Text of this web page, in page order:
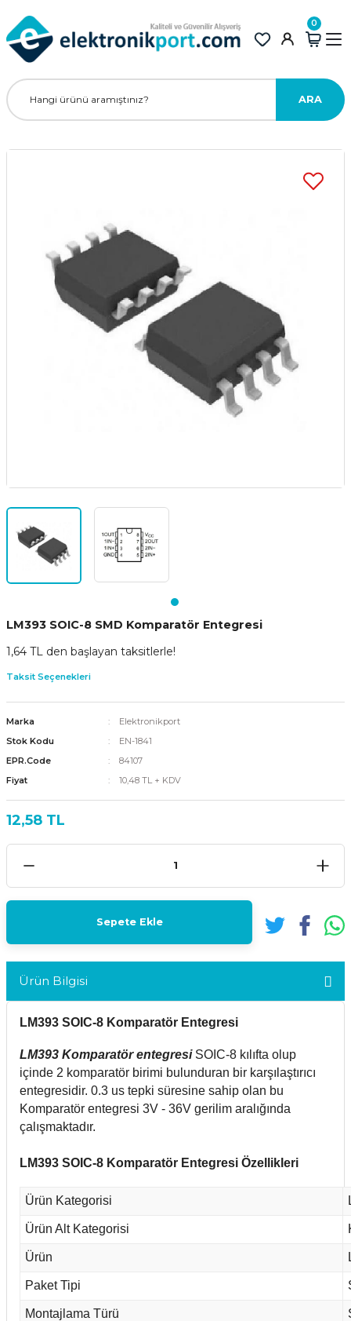
ARA
0
LM393 SOIC-8 SMD Komparatör Entegresi
1,64 TL den başlayan taksitlerle!
Taksit Seçenekleri
Marka
Elektronikport
Stok Kodu
EN-1841
EPR.Code
84107
Fiyat
10,48 TL + KDV
12,58 TL
Sepete Ekle
Ürün Bilgisi
LM393 SOIC-8 Komparatör Entegresi
LM393 Komparatör entegresiSOIC-8 kılıfta olup
içinde 2 komparatör birimi bulunduran bir karşılaştırıcı
entegresidir. 0.3 us tepki süresine sahip olan bu
Komparatör entegresi 3V - 36V gerilim aralığında
çalışmaktadır.
LM393 SOIC-8 Komparatör Entegresi Özellikleri
Ürün Kategorisi
Ürün Alt Kategorisi
Ürün
Paket Tipi
Montajlama Türü